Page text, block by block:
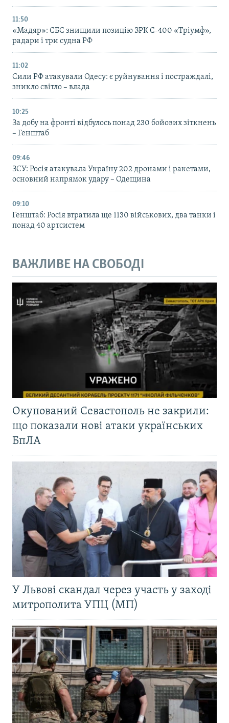
11:50
«Мадяр»: СБС знищили позицію ЗРК С-400 «Тріумф»,
радари і три судна РФ
11:02
Сили РФ атакували Одесу: є руйнування і постраждалі,
зникло світло – влада
10:25
За добу на фронті відбулось понад 230 бойових зіткнень
– Генштаб
09:46
ЗСУ: Росія атакувала Україну 202 дронами і ракетами,
основний напрямок удару – Одещина
09:10
Генштаб: Росія втратила ще 1130 військових, два танки і
понад 40 артсистем
ВАЖЛИВЕ НА СВОБОДІ
Окупований Севастополь не закрили:
що показали нові атаки українських
БпЛА
У Львові скандал через участь у заході
митрополита УПЦ (МП)